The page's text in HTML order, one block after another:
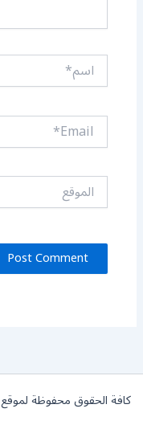
اسم*
Email*
الموقع
كافة الحقوق محفوظة لموقع